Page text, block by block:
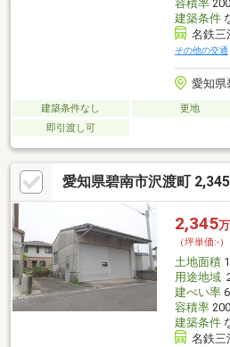
容積率
建築条件
名鉄三
その他の交通
愛知県
建築条件なし 更地
即引渡し可
愛知県碧南市沢渡町
2,345
（坪単価:-）
土地面積
用途地域
建ぺい率
容積率
建築条件
名鉄三